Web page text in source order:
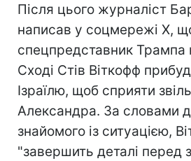
Після цього журналіст
написав у соцмережі Х,
спецпредставник Трампа
Сході Стів Віткофф
Ізраїлю, щоб сприяти
Александра. За словами
знайомого із ситуацією,
"завершить деталі перед